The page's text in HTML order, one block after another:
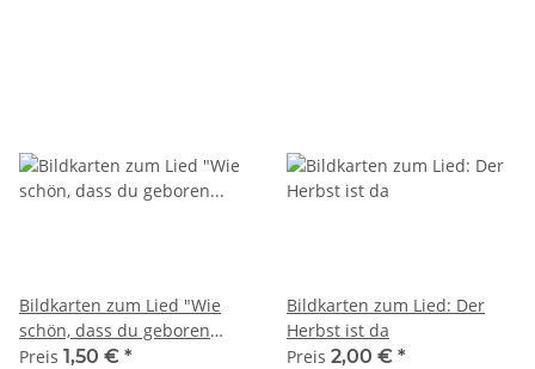
Bildkarten zum Lied "Wie
schön, dass du geboren
bist"
Preis 1,50 € *
Bildkarten zum Lied: Der
Herbst ist da
Preis 2,00 € *